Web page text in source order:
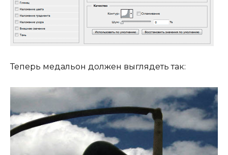
Теперь медальон должен выглядеть так: